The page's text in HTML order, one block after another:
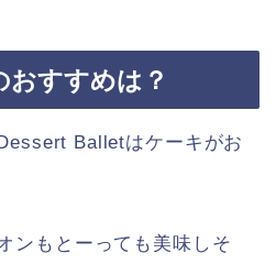
すすめは？
Balletはケーキがお
ンもとーっても美味しそ